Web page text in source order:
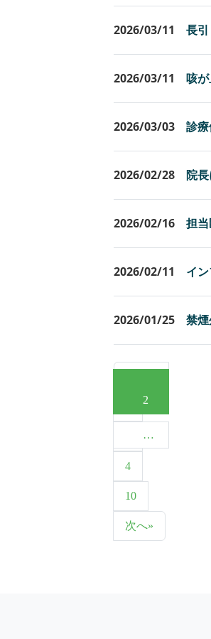
2026/03/11 長
2026/03/11 咳
2026/03/03 診
2026/02/28 院
2026/02/16 担
2026/02/11 イ
2026/01/25 禁
2
4
…
10
次へ»